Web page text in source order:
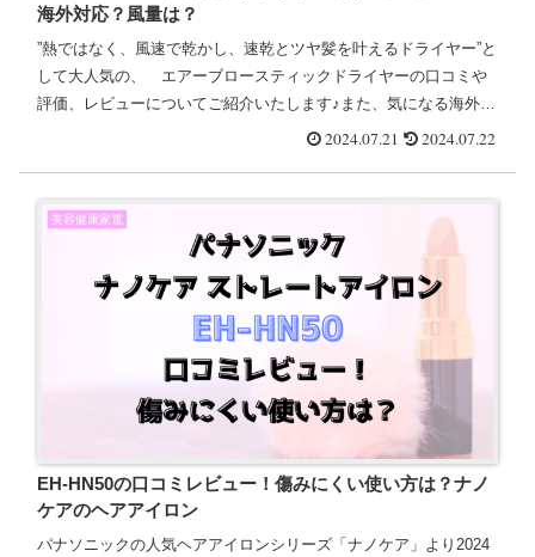
海外対応？風量は？
”熱ではなく、風速で乾かし、速乾とツヤ髪を叶えるドライヤー”と
して大人気の、 エアーブロースティックドライヤーの口コミや
評価、レビューについてご紹介いたします♪また、気になる海外対
応かどうか？、風量についても徹底解説しました＾＾エアーブロ
2024.07.21 2024.07.22
美容健康家電
EH-HN50の口コミレビュー！傷みにくい使い方は？ナノ
ケアのヘアアイロン
パナソニックの人気ヘアアイロンシリーズ「ナノケア」より2024